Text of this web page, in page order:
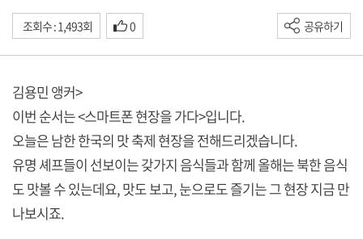
조회수 : 1,493회 0 공유하기
김용민 앵커>
이번 순서는 <스마트폰 현장을 가다>입니다.
오늘은 남한 한국의 맛 축제 현장을 전해드리겠습니다.
유명 셰프들이 선보이는 갖가지 음식들과 함께 올해는 북한 음식
도 맛볼 수 있는데요, 맛도 보고, 눈으로도 즐기는 그 현장 지금 만
나보시죠.